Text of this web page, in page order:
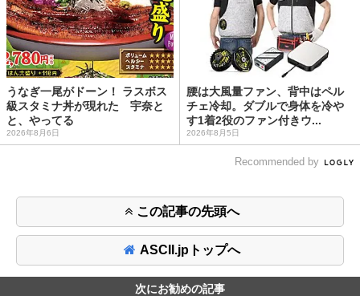
うなぎ一尾がドーン！ ラスボス
級スタミナ丼が現れた 宇奈と
と、やってる
2026年8月6日
腰は大風量ファン、背中はペル
チェ冷却。ダブルで身体を冷や
す1着2役のファン付きウ...
2026年8月5日
Recommended by
この記事の先頭へ
ASCII.jpトップへ
次にお勧めの記事